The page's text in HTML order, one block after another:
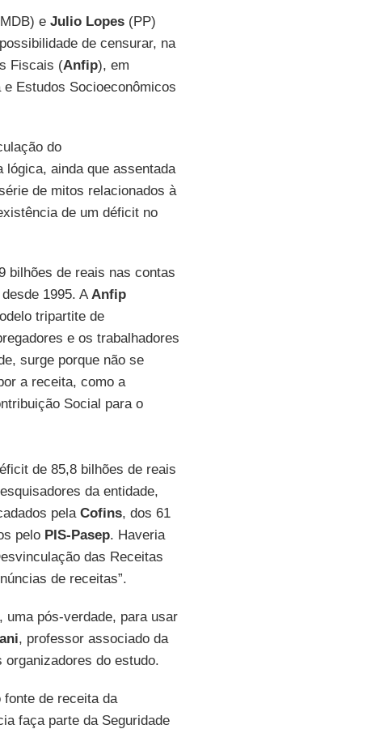
e Julio Lopes(PP)
de censurar, na
Fiscais (Anfip), em
Estudos Socioeconômicos
do
lógica, ainda que assentada
de mitos relacionados à
de um déficit no
bilhões de reais nas contas
1995. AAnfip
tripartite de
e os trabalhadores
surge porque não se
a receita, como a
Social para o
de 85,8 bilhões de reais
da entidade,
pela Cofins, dos 61
pelo PIS-Pasep. Haveria
das Receitas
de receitas”.
pós-verdade, para usar
, professor associado da
do estudo.
fonte de receita da
faça parte da Seguridade